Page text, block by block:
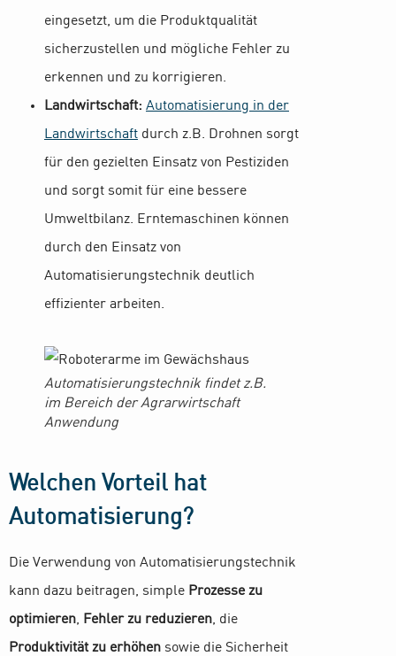
eingesetzt, um die Produktqualität
sicherzustellen und mögliche Fehler zu
erkennen und zu korrigieren.
Landwirtschaft: Automatisierung in der
Landwirtschaft durch z.B. Drohnen sorgt
für den gezielten Einsatz von Pestiziden
und sorgt somit für eine bessere
Umweltbilanz. Erntemaschinen können
durch den Einsatz von
Automatisierungstechnik deutlich
effizienter arbeiten.
Automatisierungstechnik findet z.B.
im Bereich der Agrarwirtschaft
Anwendung
Welchen Vorteil hat
Automatisierung?
Die Verwendung von Automatisierungstechnik
kann dazu beitragen, simple Prozesse zu
optimieren, Fehler zu reduzieren, die
Produktivität zu erhöhen sowie die Sicherheit